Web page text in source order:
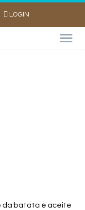
LOGIN
da batata é aceite